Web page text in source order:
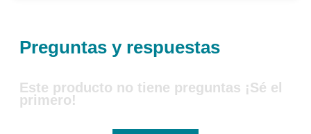
Preguntas y respuestas
Este producto no tiene preguntas ¡Sé el
primero!